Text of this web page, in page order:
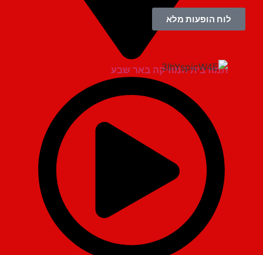
תמוז בית המוזיקה באר שבע
לוח הופעות מלא